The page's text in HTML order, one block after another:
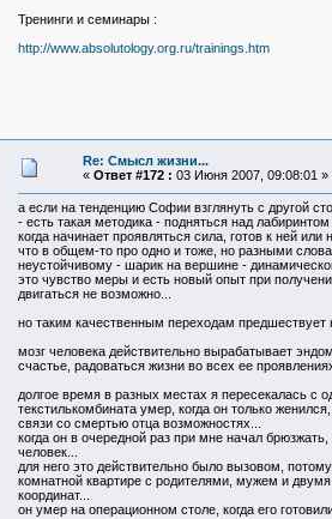
Тренинги и семинары :
http://www.absolutology.org.ru/trainings.htm
Re: Смысл жизни...
« Ответ #172 : 03 Июня 2007, 09:08:01 »
а если на тенденцию Софии взглянуть с другой
- есть такая методика - подняться над
когда начинает проявляться сила, готов к ней
что в общем-то про одно и тоже, но разными
неустойчивому - шарик на вершине -
это чувство меры и есть новый опыт при
двигаться не возможно...
но таким качественным переходам предшествует
мозг человека действительно вырабатывает
счастье, радоваться жизни во всех ее
долгое время в разных местах я пересекалась с
текстилькомбината умер, когда он только
связи со смертью отца возможностях...
когда он в очередной раз при мне начал
человек...
для него это действительно было вызовом,
комнатной квартире с родителями, мужем и
координат...
он умер на операционном столе, когда его